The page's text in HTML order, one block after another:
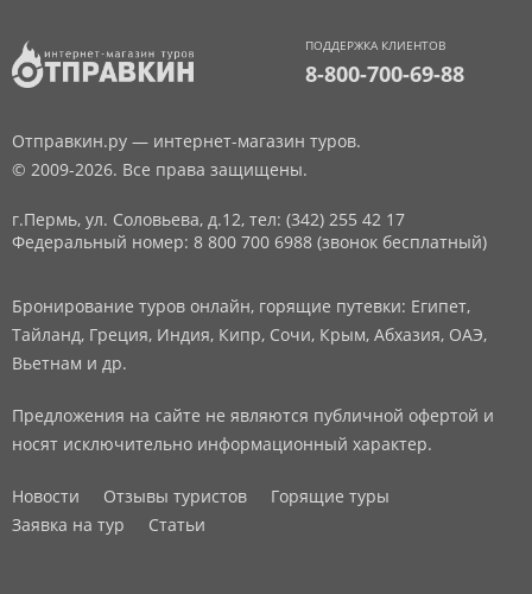
ПОДДЕРЖКА КЛИЕНТОВ
8-800-700-69-88
Отправкин.ру — интернет-магазин туров.
© 2009-2026. Все права защищены.
г.Пермь, ул. Соловьева, д.12, тел: (342) 255 42 17
Федеральный номер: 8 800 700 6988 (звонок бесплатный)
Бронирование туров онлайн, горящие путевки: Египет,
Тайланд, Греция, Индия, Кипр, Сочи, Крым, Абхазия, ОАЭ,
Вьетнам и др.
Предложения на сайте не являются публичной офертой и
носят исключительно информационный характер.
Новости Отзывы туристов
Горящие туры
Заявка на тур
Статьи